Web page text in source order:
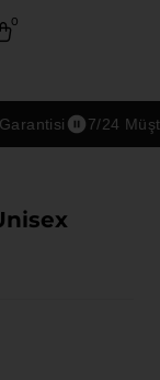
0
7/24 Müşteri